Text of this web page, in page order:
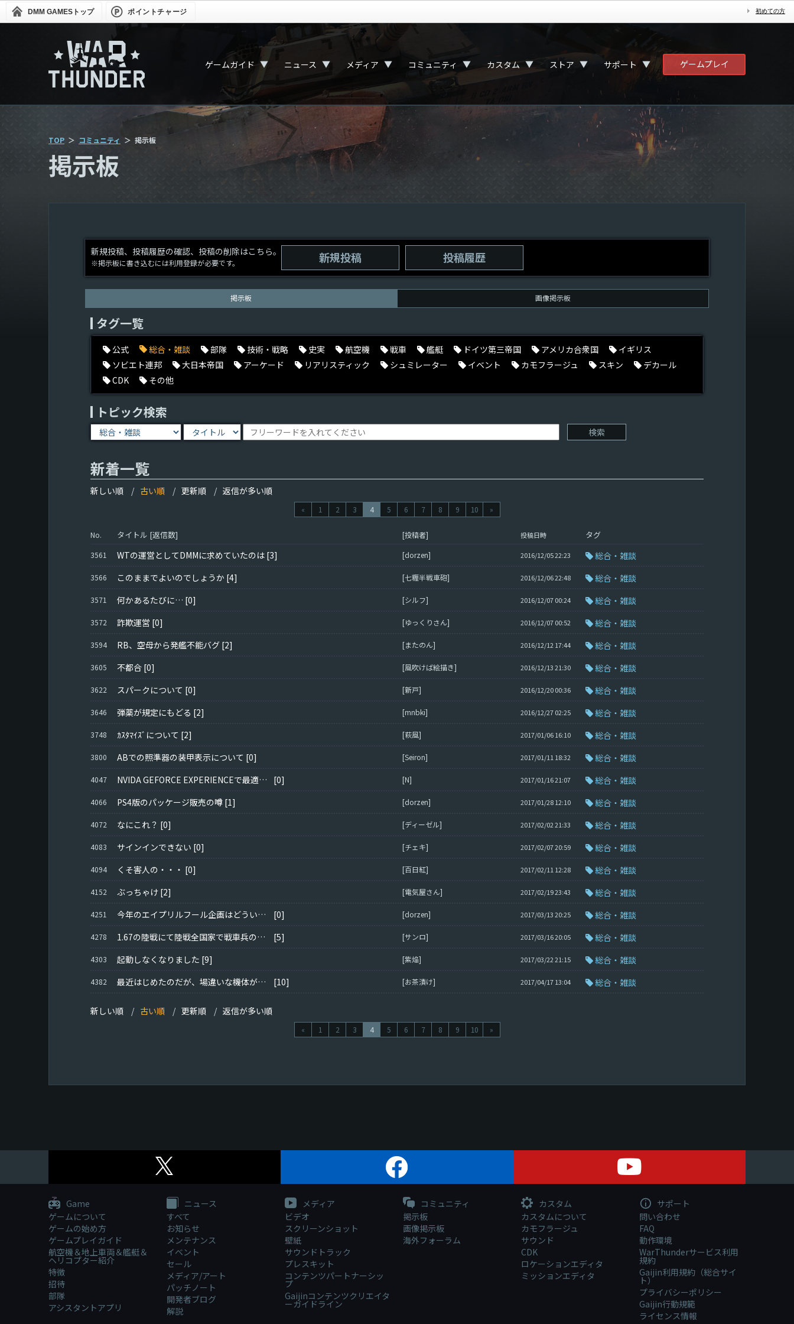
DMM GAMES トップ ポイントチャージ 初めての方
ゲームガイド ▼ ニュース ▼ メディア ▼ コミュニティ ▼ カスタム ▼ ストア ▼ サポート ▼ ゲームプレイ
TOP コミュニティ 掲示板
掲示板
新規投稿、投稿履歴の確認、投稿の削除はこちら。
※掲示板に書き込むには利用登録が必要です。 新規投稿 投稿履歴
掲示板 画像掲示板
タグ一覧
公式 総合・雑談 部隊 技術・戦略 史実 航空機 戦車 艦艇 ドイツ第三帝国 アメリカ合衆国
イギリス
ソビエト連邦
大日本帝国 アーケード リアリスティック シュミレーター イベント カモフラージュ スキン
デカール
CDK
その他
トピック検索
新着一覧
新しい順 古い順 更新順 返信が多い順
« 1 2 3 4 5 6 7 8 9 10 »
No. タイトル [返信数] [投稿者] 投稿日時 タグ
3561 WTの運営としてDMMに求めていたのは [3] [dorzen] 2016/12/05 22:23 総合・雑談
3566 このままでよいのでしょうか [4] [七糎半戦車砲] 2016/12/06 22:48 総合・雑談
3571 何かあるたびに… [0] [シルフ] 2016/12/07 00:24 総合・雑談
3572 詐欺運営 [0] [ゆっくりさん] 2016/12/07 00:52 総合・雑談
3594 RB、空母から発艦不能バグ [2] [またのん] 2016/12/12 17:44 総合・雑談
3605 不都合 [0] [風吹けば絵描き] 2016/12/13 21:30 総合・雑談
3622 スパークについて [0] [新戸] 2016/12/20 00:36 総合・雑談
3646 弾薬が規定にもどる [2] [mnbki] 2016/12/27 02:25 総合・雑談
3748 ｶｽﾀﾏｲｽﾞについて [2] [萩風] 2017/01/06 16:10 総合・雑談
3800 ABでの照準器の装甲表示について [0] [Seiron] 2017/01/11 18:32 総合・雑談
4047 NVIDA GEFORCE EXPERIENCEで最適化が適用されません [0] [N] 2017/01/16 21:07 総合・雑談
4066 PS4版のパッケージ販売の噂 [1] [dorzen] 2017/01/28 12:10 総合・雑談
4072 なにこれ？ [0] [ディーゼル] 2017/02/02 21:33 総合・雑談
4083 サインインできない [0] [チェキ] 2017/02/07 20:59 総合・雑談
4094 くそ害人の・・・ [0] [百日紅] 2017/02/11 12:28 総合・雑談
4152 ぶっちゃけ [2] [電気屋さん] 2017/02/19 23:43 総合・雑談
4251 今年のエイプリルフール企画はどういったものになるだろう [0] [dorzen] 2017/03/13 20:25 総合・雑談
4278 1.67の陸戦にて陸戦全国家で戦車兵の音声に日本語音声が適用された件について [5] [サンロ] 2017/03/16 20:05 総合・雑談
4303 起動しなくなりました [9] [紫焔] 2017/03/22 21:15 総合・雑談
4382 最近はじめたのだが、場違いな機体がいるレートに放り込まれてばかりで胸糞悪すぎる [10] [お茶漬け] 2017/04/17 13:04 総合・雑談
新しい順 古い順 更新順 返信が多い順
« 1 2 3 4 5 6 7 8 9 10 »
Game
ゲームについて
ゲームの始め方
ゲームプレイガイド
航空機＆地上車両＆艦艇＆
ヘリコプター紹介
特徴
招待
部隊
アシスタントアプリ
ニュース
すべて
お知らせ
メンテナンス
イベント
セール
メディア/アート
パッチノート
開発者ブログ
解説
メディア
ビデオ
スクリーンショット
壁紙
サウンドトラック
プレスキット
コンテンツパートナーシッ
プ
Gaijinコンテンツクリエイタ
ーガイドライン
コミュニティ
掲示板
画像掲示板
海外フォーラム
カスタム
カスタムについて
カモフラージュ
サウンド
CDK
ロケーションエディタ
ミッションエディタ
サポート
問い合わせ
FAQ
動作環境
WarThunderサービス利用
規約
Gaijin利用規約（総合サイ
ト）
プライバシーポリシー
Gaijin行動規範
ライセンス情報